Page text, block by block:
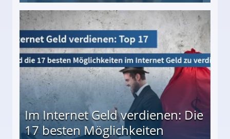
besten Möglichkeiten
Im Internet Geld verdienen: Die
17 besten Möglichkeiten